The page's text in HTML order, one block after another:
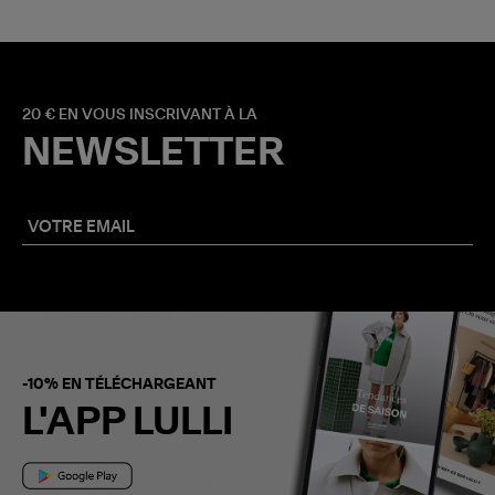
20 € EN VOUS INSCRIVANT À LA
NEWSLETTER
-10% EN TÉLÉCHARGEANT
L'APP LULLI